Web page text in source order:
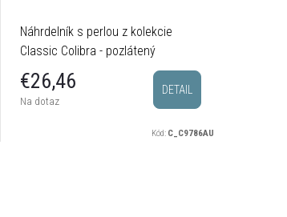
Náhrdelník s perlou z kolekcie
Classic Colibra - pozlátený
€26,46
Na dotaz
DETAIL
Kód: C_C9786AU